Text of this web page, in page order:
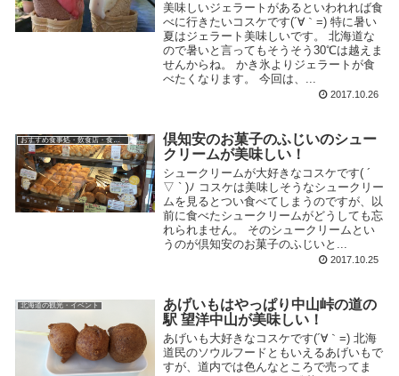
美味しいジェラートがあるといわれれば食
べに行きたいコスケです(´∀｀=) 特に暑い
夏はジェラート美味しいです。 北海道な
ので暑いと言ってもそうそう30℃は越えま
せんからね。 かき氷よりジェラートが食
べたくなります。 今回は、...
2017.10.26
おすすめ食事処・飲食店・食べ物
倶知安のお菓子のふじいのシュー
クリームが美味しい！
シュークリームが大好きなコスケです( ´
▽ ` )ﾉ コスケは美味しそうなシュークリー
ムを見るとつい食べてしまうのですが、以
前に食べたシュークリームがどうしても忘
れられません。 そのシュークリームとい
うのが倶知安のお菓子のふじいと...
2017.10.25
北海道の観光・イベント
あげいもはやっぱり中山峠の道の
駅 望洋中山が美味しい！
あげいも大好きなコスケです(´∀｀=) 北海
道民のソウルフードともいえるあげいもで
すが、道内では色んなところで売ってま